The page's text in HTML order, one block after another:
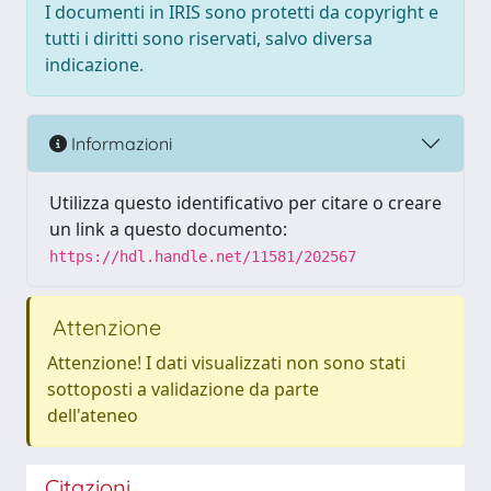
I documenti in IRIS sono protetti da copyright e
tutti i diritti sono riservati, salvo diversa
indicazione.
Informazioni
Utilizza questo identificativo per citare o creare
un link a questo documento:
https://hdl.handle.net/11581/202567
Attenzione
Attenzione! I dati visualizzati non sono stati
sottoposti a validazione da parte
dell'ateneo